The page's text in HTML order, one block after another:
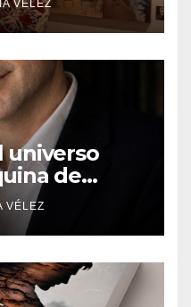
VÉLEZ
universo
de
o un
cambiarlo
VÉLEZ